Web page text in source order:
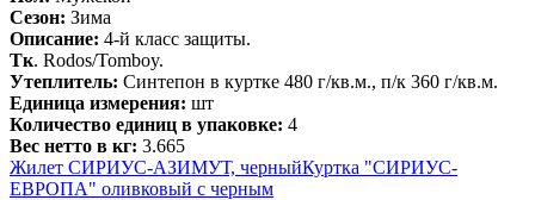
Сезон: Зима
Описание: 4-й класс защиты.
Тк. Rodos/Tomboy.
Утеплитель: Синтепон в куртке 480 г/кв.м., п/к 360 г/кв.м.
Единица измерения: шт
Количество единиц в упаковке: 4
Вес нетто в кг: 3.665
Жилет СИРИУС-АЗИМУТ, черныйКуртка "СИРИУС-
ЕВРОПА" оливковый с черным